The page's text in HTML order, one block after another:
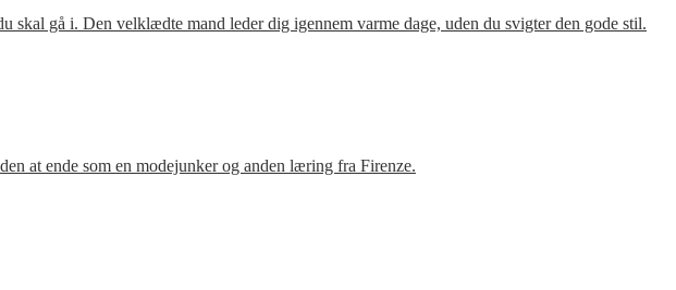
skal gå i. Den velklædte mand leder dig igennem varme dage, uden du svigter den gode stil.
at ende som en modejunker og anden læring fra Firenze.